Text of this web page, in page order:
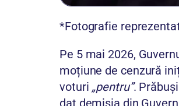
*Fotografie
Pe 5 mai 2026,
moțiune de cenzură
voturi „pentru”.
dat demisia din